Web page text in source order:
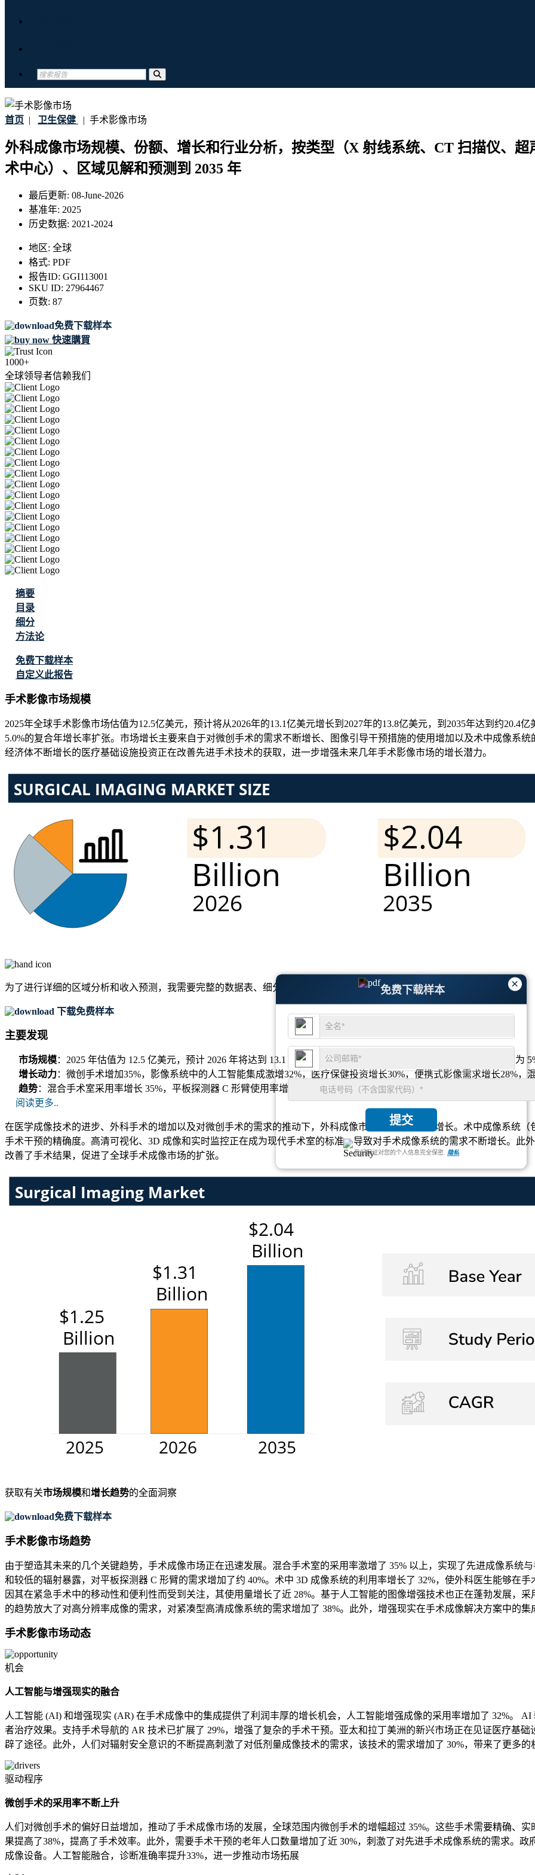
首页 | 卫生保健 | 手术影像市场
外科成像市场规模、份额、增长和行业分析，按类型（X 射线系统、CT 扫描仪、
术中心）、区域见解和预测到 2035 年
最后更新: 08-June-2026
基准年: 2025
历史数据: 2021-2024
地区: 全球
格式: PDF
报告ID: GGI113001
SKU ID: 27964467
页数: 87
免费下载样本
快速購買
1000+
全球领导者信赖我们
×
免费下载样本
提交
我们保证对您的个人信息完全保密. 隐私
摘要
目录
细分
方法论
免费下载样本
自定义此报告
手术影像市场规模
2025年全球手术影像市场估值为12.5亿美元，预计将从2026年的13.1亿美元增长到2027年的13.8亿美元，到2035年达到约20.4
5.0%的复合年增长率扩张。市场增长主要来自于对微创手术的需求不断增长、图像引导干预措施的使用增加以及术中成像系
经济体不断增长的医疗基础设施投资正在改善先进手术技术的获取，进一步增强未来几年手术影像市场的增长潜力。
为了进行详细的区域分析和收入预测，我需要完整的数据表、细分市场分析和竞争格局。
下载免费样本
主要发现
市场规模：2025 年估值为 12.5 亿美元，预计 2026 年将达到 13.1 亿美元，到 2035 年将达到 20.4 亿美元，复合年增长率为
增长动力：微创手术增加35%，影像系统中的人工智能集成激增32%，医疗保健投资增长30%，便携式影像需求增长28%，
趋势：混合手术室采用率增长 35%，平板探测器 C 形臂使用率增长 40%，术中 3D 成像增长 32%，便携式成像系统增长
阅读更多..
在医学成像技术的进步、外科手术的增加以及对微创手术的需求的推动下，外科成像市场正在经历大幅增长。术中成像系统
手术干预的精确度。高清可视化、3D 成像和实时监控正在成为现代手术室的标准，导致对手术成像系统的需求不断增长。此
改善了手术结果，促进了全球手术成像市场的扩张。
获取有关市场规模和增长趋势的全面洞察
免费下载样本
手术影像市场趋势
由于塑造其未来的几个关键趋势，手术成像市场正在迅速发展。混合手术室的采用率激增了 35% 以上，实现了先进成像系统
和较低的辐射暴露，对平板探测器 C 形臂的需求增加了约 40%。术中 3D 成像系统的利用率增长了 32%，使外科医生能够在
因其在紧急手术中的移动性和便利性而受到关注，其使用量增长了近 28%。基于人工智能的图像增强技术也正在蓬勃发展，
的趋势放大了对高分辨率成像的需求，对紧凑型高清成像系统的需求增加了 38%。此外，增强现实在手术成像解决方案中的
手术影像市场动态
机会
人工智能与增强现实的融合
人工智能 (AI) 和增强现实 (AR) 在手术成像中的集成提供了利润丰厚的增长机会，人工智能增强成像的采用率增加了 32%。
者治疗效果。支持手术导航的 AR 技术已扩展了 29%，增强了复杂的手术干预。亚太和拉丁美洲的新兴市场正在见证医疗基
辟了途径。此外，人们对辐射安全意识的不断提高刺激了对低剂量成像技术的需求，该技术的需求增加了 30%，带来了更多的
驱动程序
微创手术的采用率不断上升
人们对微创手术的偏好日益增加，推动了手术成像市场的发展，全球范围内微创手术的增幅超过 35%。这些手术需要精确、
果提高了38%，提高了手术效率。此外，需要手术干预的老年人口数量增加了近 30%，刺激了对先进手术成像系统的需求。
成像设备。人工智能融合，诊断准确率提升33%，进一步推动市场拓展